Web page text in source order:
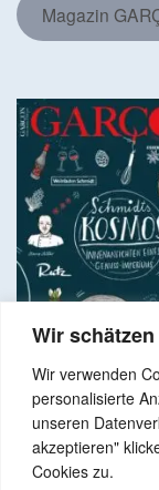
Wir
Wir verwenden
personalisierte
unseren
akzeptieren"
Cookies zu.
Magazin
Copyright © 2024